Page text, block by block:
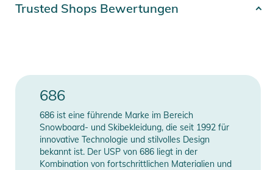
verschweißte Nähte und ein integrierter Gürtel machen sie
Eigenschaften:
- 2.5-Lagen infiDRY® 10K Material mit PFAS-freier DWR-
- Leichte Shell-Konstruktion für flexible Layer-Kombinationen
- Air-Flo™ Belüftung an der Beininnenseite zur
Temperaturregulierung
Material 92% Polyester, 8% Nylon
Manufacturer
Information
Herstellerangaben
anzeigen
Trusted Shops Bewertungen
686
686 ist eine führende Marke im Bereich
Snowboard- und Skibekleidung, die seit 1992 für
innovative Technologie und stilvolles Design
bekannt ist. Der USP von 686 liegt in der
Kombination von fortschrittlichen Materialien und